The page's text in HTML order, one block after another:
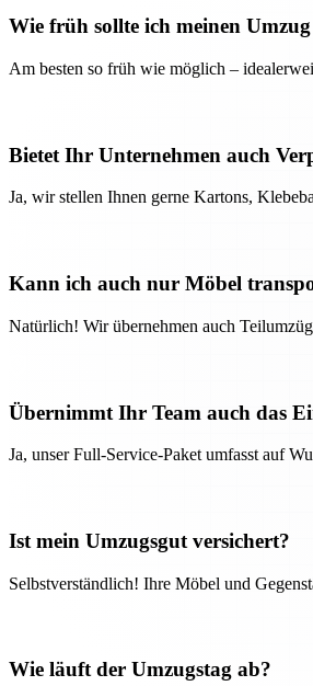
Wie früh sollte ich meinen
Am besten so früh wie möglich –
Bietet Ihr Unternehmen auch
Ja, wir stellen Ihnen gerne Kartons,
Kann ich auch nur Möbel
Natürlich! Wir übernehmen auch
Übernimmt Ihr Team auch das
Ja, unser Full-Service-Paket umfasst auf
Ist mein Umzugsgut versichert?
Selbstverständlich! Ihre Möbel und
Wie läuft der Umzugstag ab?